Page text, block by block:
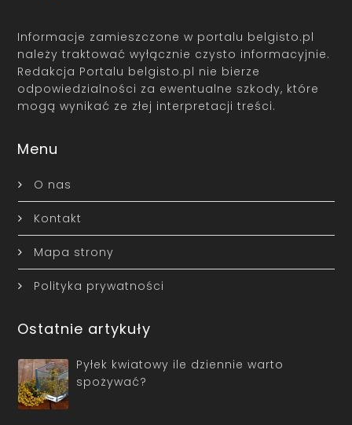
Informacje zamieszczone w portalu belgisto.pl
należy traktować wyłącznie czysto informacyjnie.
Redakcja Portalu belgisto.pl nie bierze
odpowiedzialności za ewentualne szkody, które
mogą wynikać ze złej interpretacji treści.
Menu
O nas
Kontakt
Mapa strony
Polityka prywatności
Ostatnie artykuły
Pyłek kwiatowy ile dziennie warto
spożywać?